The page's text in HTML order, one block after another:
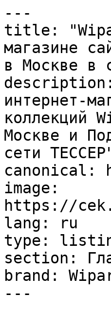
---
title:
магазине
в Москве в
интернет-
коллекций
Москве и
сети
canonical:
image:
https://
lang: ru
type:
section:
brand:
---